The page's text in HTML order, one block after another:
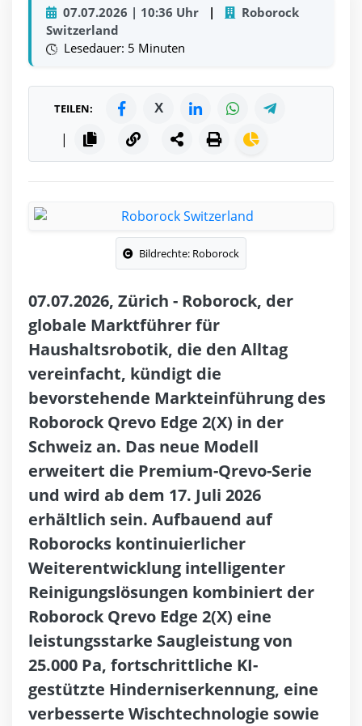
07.07.2026 | 10:36 Uhr |
Roborock
Switzerland
Lesedauer: 5 Minuten
TEILEN: X
|
Bildrechte: Roborock
07.07.2026, Zürich - Roborock, der
globale Marktführer für
Haushaltsrobotik, die den Alltag
vereinfacht, kündigt die
bevorstehende Markteinführung des
Roborock Qrevo Edge 2(X) in der
Schweiz an. Das neue Modell
erweitert die Premium-Qrevo-Serie
und wird ab dem 17. Juli 2026
erhältlich sein. Aufbauend auf
Roborocks kontinuierlicher
Weiterentwicklung intelligenter
Reinigungslösungen kombiniert der
Roborock Qrevo Edge 2(X) eine
leistungsstarke Saugleistung von
25.000 Pa, fortschrittliche KI-
gestützte Hinderniserkennung, eine
verbesserte Wischtechnologie sowie